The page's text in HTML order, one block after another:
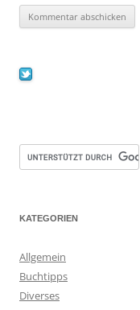
KATEGORIEN
Allgemein
Buchtipps
Diverses